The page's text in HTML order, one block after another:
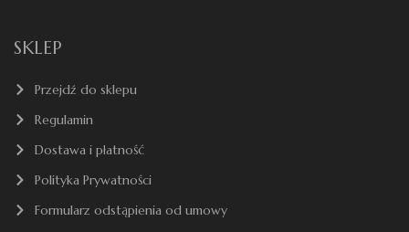
SKLEP
Przejdź do sklepu
Regulamin
Dostawa i płatność
Polityka Prywatności
Formularz odstąpienia od umowy